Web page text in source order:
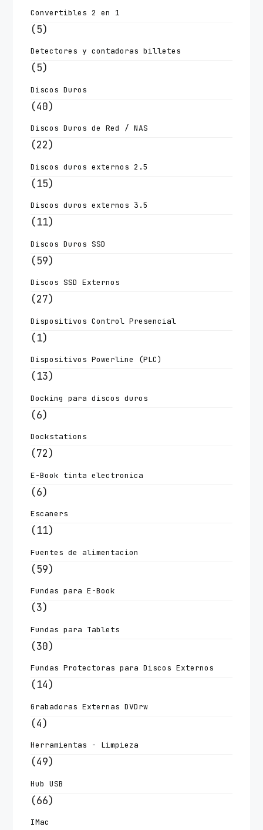
Convertibles 2 en 1
(5)
Detectores y contadoras billetes
(5)
Discos Duros
(40)
Discos Duros de Red / NAS
(22)
Discos duros externos 2.5
(15)
Discos duros externos 3.5
(11)
Discos Duros SSD
(59)
Discos SSD Externos
(27)
Dispositivos Control Presencial
(1)
Dispositivos Powerline (PLC)
(13)
Docking para discos duros
(6)
Dockstations
(72)
E-Book tinta electronica
(6)
Escaners
(11)
Fuentes de alimentacion
(59)
Fundas para E-Book
(3)
Fundas para Tablets
(30)
Fundas Protectoras para Discos Externos
(14)
Grabadoras Externas DVDrw
(4)
Herramientas - Limpieza
(49)
Hub USB
(66)
IMac